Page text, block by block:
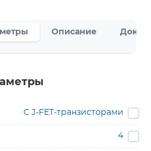
Описание
С J-FET-транзисторами
4